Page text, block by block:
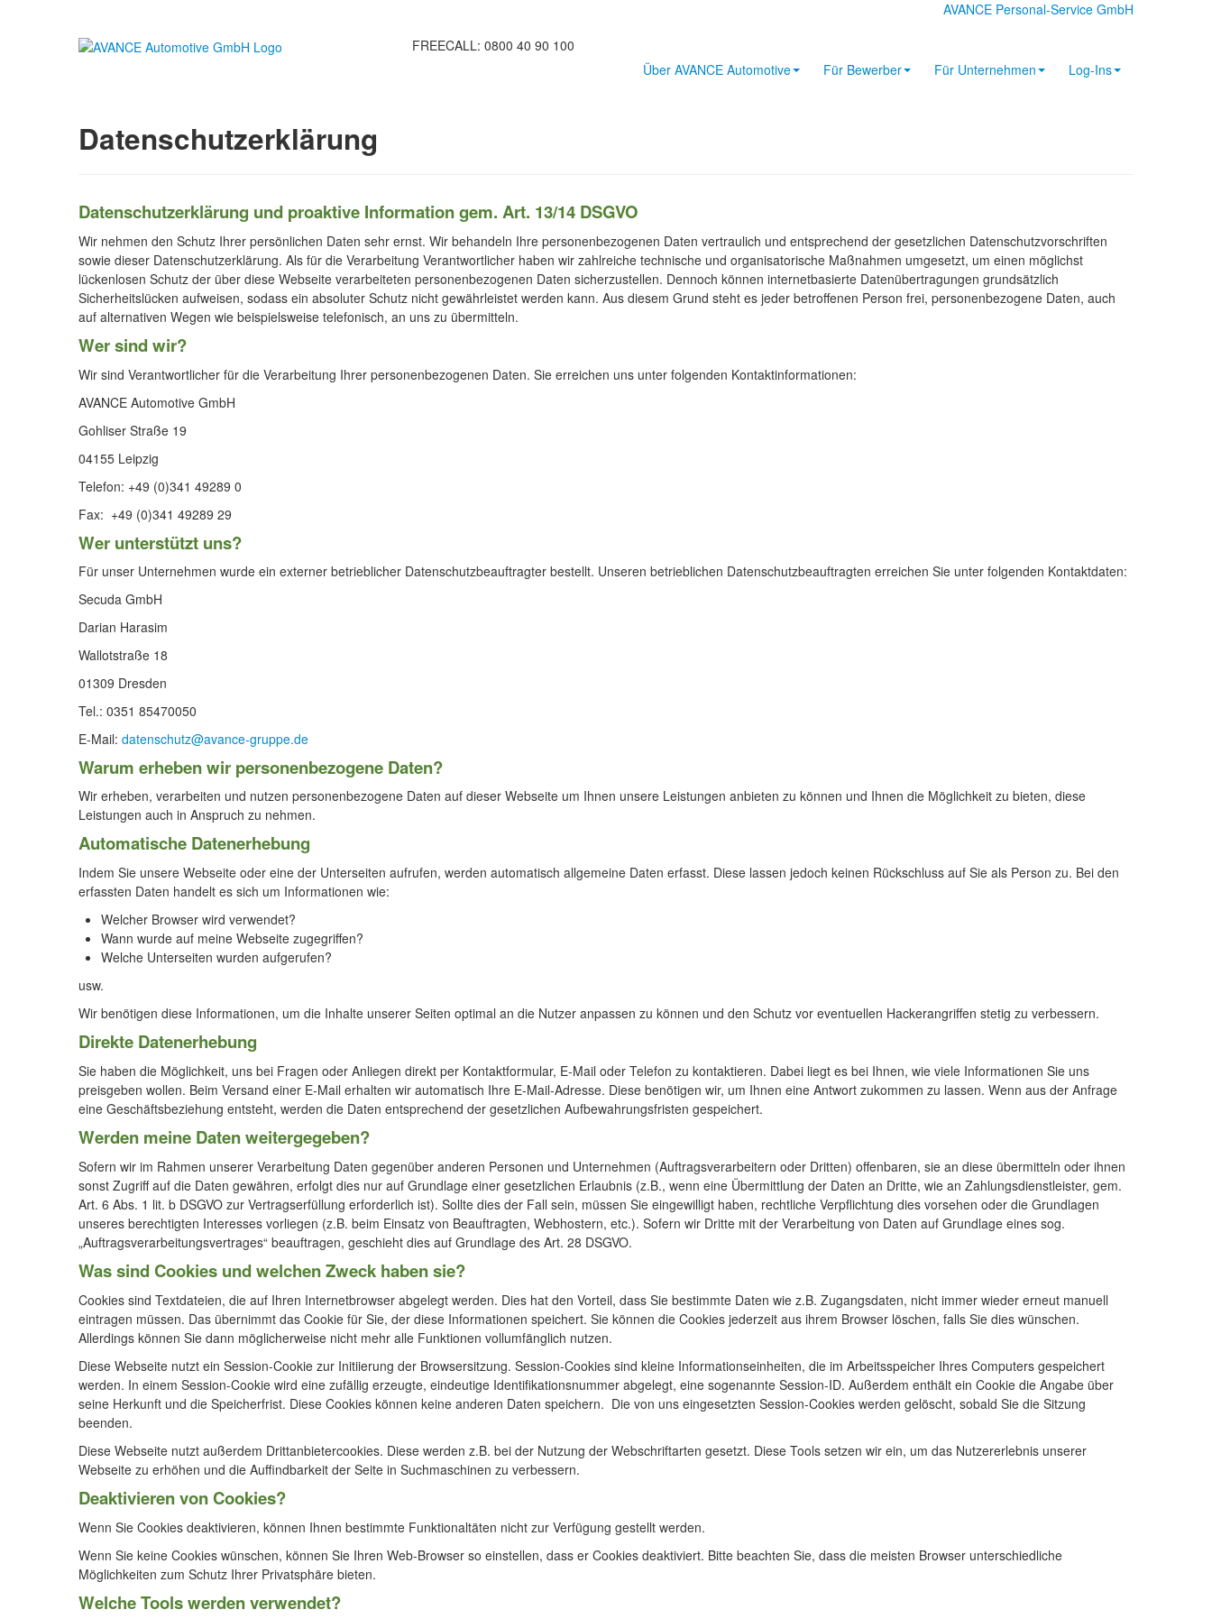
AVANCE Personal-Service GmbH
FREECALL: 0800 40 90 100
Über AVANCE Automotive
Für Bewerber Für Unternehmen Log-Ins
Datenschutzerklärung
Datenschutzerklärung und proaktive Information gem. Art. 13/14 DSGVO
Wir nehmen den Schutz Ihrer persönlichen Daten sehr ernst. Wir behandeln Ihre personenbezogenen Daten vertraulich und entsprechend der gesetzlichen Datenschutzvorschriften
sowie dieser Datenschutzerklärung. Als für die Verarbeitung Verantwortlicher haben wir zahlreiche technische und organisatorische Maßnahmen umgesetzt, um einen möglichst
lückenlosen Schutz der über diese Webseite verarbeiteten personenbezogenen Daten sicherzustellen. Dennoch können internetbasierte Datenübertragungen grundsätzlich
Sicherheitslücken aufweisen, sodass ein absoluter Schutz nicht gewährleistet werden kann. Aus diesem Grund steht es jeder betroffenen Person frei, personenbezogene Daten, auch
auf alternativen Wegen wie beispielsweise telefonisch, an uns zu übermitteln.
Wer sind wir?
Wir sind Verantwortlicher für die Verarbeitung Ihrer personenbezogenen Daten. Sie erreichen uns unter folgenden Kontaktinformationen:
AVANCE Automotive GmbH
Gohliser Straße 19
04155 Leipzig
Telefon: +49 (0)341 49289 0
Fax: +49 (0)341 49289 29
Wer unterstützt uns?
Für unser Unternehmen wurde ein externer betrieblicher Datenschutzbeauftragter bestellt. Unseren betrieblichen Datenschutzbeauftragten erreichen Sie unter folgenden Kontaktdaten:
Secuda GmbH
Darian Harasim
Wallotstraße 18
01309 Dresden
Tel.: 0351 85470050
E-Mail: datenschutz@avance-gruppe.de
Warum erheben wir personenbezogene Daten?
Wir erheben, verarbeiten und nutzen personenbezogene Daten auf dieser Webseite um Ihnen unsere Leistungen anbieten zu können und Ihnen die Möglichkeit zu bieten, diese
Leistungen auch in Anspruch zu nehmen.
Automatische Datenerhebung
Indem Sie unsere Webseite oder eine der Unterseiten aufrufen, werden automatisch allgemeine Daten erfasst. Diese lassen jedoch keinen Rückschluss auf Sie als Person zu. Bei den
erfassten Daten handelt es sich um Informationen wie:
Welcher Browser wird verwendet?
Wann wurde auf meine Webseite zugegriffen?
Welche Unterseiten wurden aufgerufen?
usw.
Wir benötigen diese Informationen, um die Inhalte unserer Seiten optimal an die Nutzer anpassen zu können und den Schutz vor eventuellen Hackerangriffen stetig zu verbessern.
Direkte Datenerhebung
Sie haben die Möglichkeit, uns bei Fragen oder Anliegen direkt per Kontaktformular, E-Mail oder Telefon zu kontaktieren. Dabei liegt es bei Ihnen, wie viele Informationen Sie uns
preisgeben wollen. Beim Versand einer E-Mail erhalten wir automatisch Ihre E-Mail-Adresse. Diese benötigen wir, um Ihnen eine Antwort zukommen zu lassen. Wenn aus der Anfrage
eine Geschäftsbeziehung entsteht, werden die Daten entsprechend der gesetzlichen Aufbewahrungsfristen gespeichert.
Werden meine Daten weitergegeben?
Sofern wir im Rahmen unserer Verarbeitung Daten gegenüber anderen Personen und Unternehmen (Auftragsverarbeitern oder Dritten) offenbaren, sie an diese übermitteln oder ihnen
sonst Zugriff auf die Daten gewähren, erfolgt dies nur auf Grundlage einer gesetzlichen Erlaubnis (z.B., wenn eine Übermittlung der Daten an Dritte, wie an Zahlungsdienstleister, gem.
Art. 6 Abs. 1 lit. b DSGVO zur Vertragserfüllung erforderlich ist). Sollte dies der Fall sein, müssen Sie eingewilligt haben, rechtliche Verpflichtung dies vorsehen oder die Grundlagen
unseres berechtigten Interesses vorliegen (z.B. beim Einsatz von Beauftragten, Webhostern, etc.). Sofern wir Dritte mit der Verarbeitung von Daten auf Grundlage eines sog.
„Auftragsverarbeitungsvertrages“ beauftragen, geschieht dies auf Grundlage des Art. 28 DSGVO.
Was sind Cookies und welchen Zweck haben sie?
Cookies sind Textdateien, die auf Ihren Internetbrowser abgelegt werden. Dies hat den Vorteil, dass Sie bestimmte Daten wie z.B. Zugangsdaten, nicht immer wieder erneut manuell
eintragen müssen. Das übernimmt das Cookie für Sie, der diese Informationen speichert. Sie können die Cookies jederzeit aus ihrem Browser löschen, falls Sie dies wünschen.
Allerdings können Sie dann möglicherweise nicht mehr alle Funktionen vollumfänglich nutzen.
Diese Webseite nutzt ein Session-Cookie zur Initiierung der Browsersitzung. Session-Cookies sind kleine Informationseinheiten, die im Arbeitsspeicher Ihres Computers gespeichert
werden. In einem Session-Cookie wird eine zufällig erzeugte, eindeutige Identifikationsnummer abgelegt, eine sogenannte Session-ID. Außerdem enthält ein Cookie die Angabe über
seine Herkunft und die Speicherfrist. Diese Cookies können keine anderen Daten speichern. Die von uns eingesetzten Session-Cookies werden gelöscht, sobald Sie die Sitzung
beenden.
Diese Webseite nutzt außerdem Drittanbietercookies. Diese werden z.B. bei der Nutzung der Webschriftarten gesetzt. Diese Tools setzen wir ein, um das Nutzererlebnis unserer
Webseite zu erhöhen und die Auffindbarkeit der Seite in Suchmaschinen zu verbessern.
Deaktivieren von Cookies?
Wenn Sie Cookies deaktivieren, können Ihnen bestimmte Funktionaltäten nicht zur Verfügung gestellt werden.
Wenn Sie keine Cookies wünschen, können Sie Ihren Web-Browser so einstellen, dass er Cookies deaktiviert. Bitte beachten Sie, dass die meisten Browser unterschiedliche
Möglichkeiten zum Schutz Ihrer Privatsphäre bieten.
Welche Tools werden verwendet?